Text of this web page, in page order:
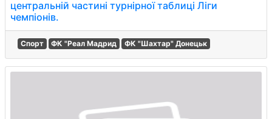
центральній частині турнірної таблиці Ліги
чемпіонів.
Спорт ФК "Реал Мадрид ФК "Шахтар" Донецьк